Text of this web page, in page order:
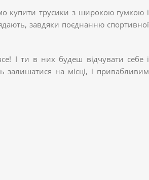
купити трусики з широкою гумкою і
завдяки поєднанню спортивної
І ти в них будеш відчувати себе і
на місці, і привабливим